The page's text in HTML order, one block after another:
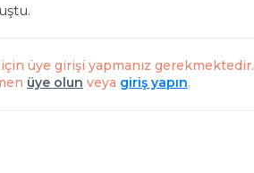
üye girişi yapmanız gerekmektedir.
üye olun veya giriş yapın.